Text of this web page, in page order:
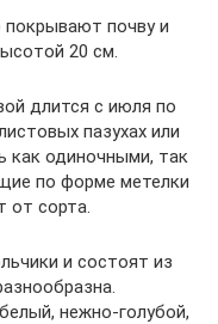
покрывают почву и
20 см.
длится с июля по
пазухах или
как одиночными, так
по форме метелки
от сорта.
и состоят из
нежно-голубой,